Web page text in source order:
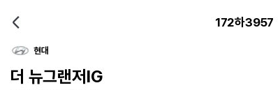
172하3957
현대
더 뉴그랜저IG